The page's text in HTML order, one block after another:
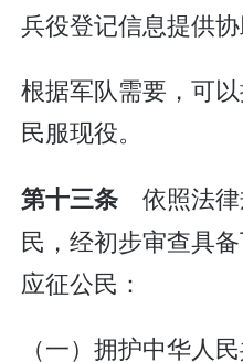
兵役登记信息提供协
根据军队需要，可
民服现役。
第十三条 依照法律
民，经初步审查具
应征公民：
（一）拥护中华人